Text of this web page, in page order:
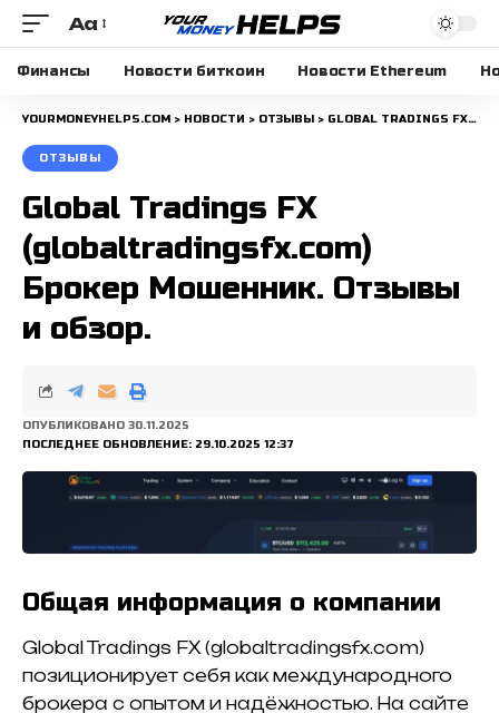
Размера
шрифта
Aa
Финансы Новости биткоин Новости Ethereum
YOURMONEYHELPS.COM > НОВОСТИ > ОТЗЫВЫ > GLOBAL TRADINGS FX (GLOBALTRADINGSFX.COM) БРОКЕР МОШЕННИК. ОТЗЫВЫ И ОБЗОР.
ОТЗЫВЫ
Global Tradings FX
(globaltradingsfx.com)
Брокер Мошенник. Отзывы
и обзор.
ПОСЛЕДНЕЕ ОБНОВЛЕНИЕ: 29.10.2025 12:37
ОПУБЛИКОВАНО 30.11.2025
Общая информация о компании
Global Tradings FX (globaltradingsfx.com)
позиционирует себя как международного
брокера с опытом и надёжностью. На сайте